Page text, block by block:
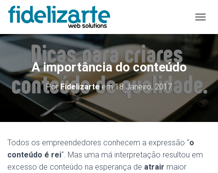
L
N
A
R
A
A
A importância do conteúdo
PorFidelizarteem18 Janeiro, 2017
Todos os empreendedores conhecem a expressão “o
conteúdo é rei“. Mas uma má interpretação resultou em
excesso de conteúdo na esperança de atrair maior